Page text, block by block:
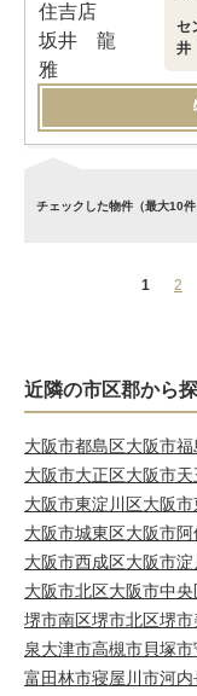
セ
井
チェックした物件（最大10
1 2
近隣の市区郡から
大阪市都島区大阪市
大阪市大正区大阪市
大阪市東淀川区大阪
大阪市城東区大阪市
大阪市西成区大阪市
大阪市北区大阪市中央
堺市南区堺市北区堺市
泉大津市高槻市貝塚市
富田林市寝屋川市河内